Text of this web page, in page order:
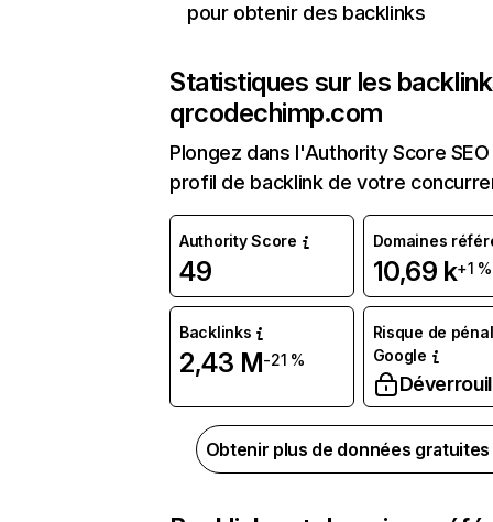
pour obtenir des backlinks
Statistiques sur les
qrcodechimp.com
Plongez dans l'Authority Score
profil de backlink de votre
Authority Score
49
Domaines
10,69 k+1 %
Backlinks
2,43 M-21 %
Risque de
Google
Obtenir plus de données